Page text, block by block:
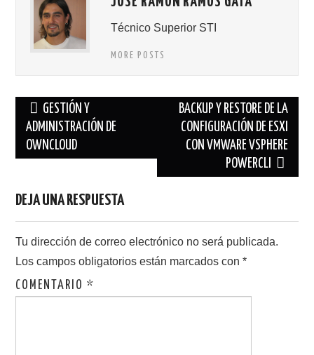
Técnico Superior STI
MORE POSTS
Navegación
de
entradas
GESTIÓN Y
ADMINISTRACIÓN DE
OWNCLOUD
BACKUP Y RESTORE DE LA
CONFIGURACIÓN DE ESXI
CON VMWARE VSPHERE
POWERCLI
DEJA UNA RESPUESTA
Tu dirección de correo electrónico no será publicada.
Los campos obligatorios están marcados con*
COMENTARIO*